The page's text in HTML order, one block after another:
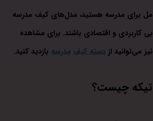
برای مدرسه هستید، مدل‌های کیف مدرسه
کاربردی و اقتصادی باشند. برای مشاهده
می‌توانید از دسته کیف مدرسه بازدید کنید.
چیست؟